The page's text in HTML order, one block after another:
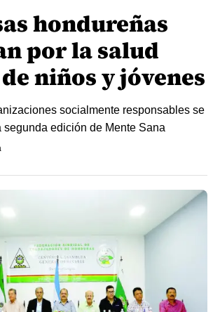
hondureñas
por la salud
niños y jóvenes
socialmente responsables se
segunda edición de Mente Sana